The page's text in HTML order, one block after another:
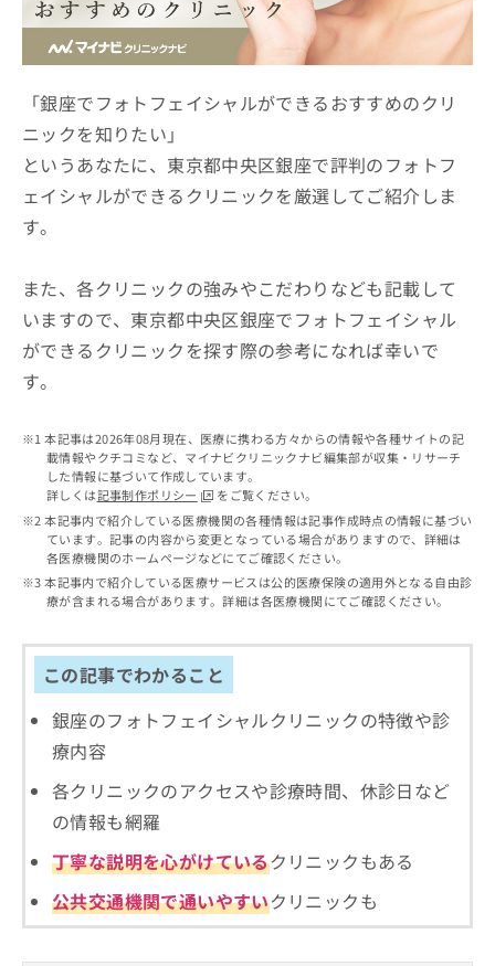
「銀座でフォトフェイシャルができるおすすめのクリ
ニックを知りたい」
というあなたに、東京都中央区銀座で評判のフォトフ
ェイシャルができるクリニックを厳選してご紹介しま
す。
また、各クリニックの強みやこだわりなども記載して
いますので、東京都中央区銀座でフォトフェイシャル
ができるクリニックを探す際の参考になれば幸いで
す。
本記事は2026年08月現在、医療に携わる方々からの情報や各種サイトの記
載情報やクチコミなど、マイナビクリニックナビ編集部が収集・リサーチ
した情報に基づいて作成しています。
詳しくは記事制作ポリシー
をご覧ください。
本記事内で紹介している医療機関の各種情報は記事作成時点の情報に基づい
ています。記事の内容から変更となっている場合がありますので、詳細は
各医療機関のホームページなどにてご確認ください。
本記事内で紹介している医療サービスは公的医療保険の適用外となる自由診
療が含まれる場合があります。詳細は各医療機関にてご確認ください。
この記事でわかること
銀座のフォトフェイシャルクリニックの特徴や診
療内容
各クリニックのアクセスや診療時間、休診日など
の情報も網羅
丁寧な説明を心がけているクリニックもある
公共交通機関で通いやすいクリニックも
ニ
ッ
ビ
関
す
お
問
わ
せ
は
こ
ち
こち
らは
マイ
ナビ
クリ
ニッ
クナ
ビサ
イト
合せ
フォ
ーム
とな
りま
す。
クリ
ニッ
クの
症状
のご
相談
など
は
ら
広
告
稿
お
問
い
合
わ
せ
こ
資
ご
は
ら
料
拡
の
お
広
告
代
理
の
方
は
こ
ち
稿
問
わ
は
こ
の
請
求